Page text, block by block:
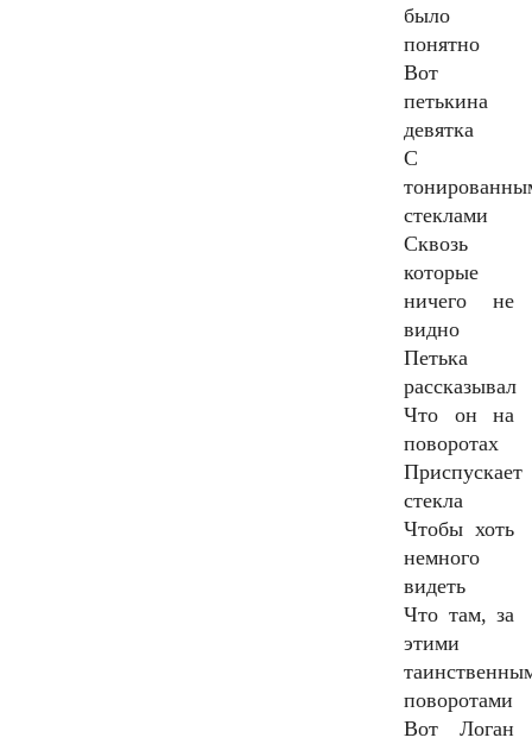
было
понятно
Вот
петькина
девятка
С
стеклами
Сквозь
которые
ничего не
видно
Петька
рассказывал
Что он на
поворотах
Приспускает
стекла
Чтобы хоть
немного
видеть
Что там, за
этими
поворотами
Вот Логан